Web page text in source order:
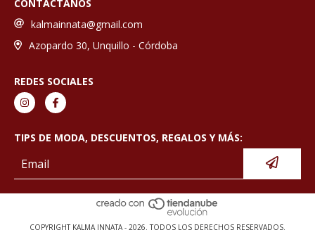
CONTACTANOS
kalmainnata@gmail.com
Azopardo 30, Unquillo - Córdoba
REDES SOCIALES
TIPS DE MODA, DESCUENTOS, REGALOS Y MÁS:
COPYRIGHT KALMA INNATA - 2026. TODOS LOS DERECHOS RESERVADOS.